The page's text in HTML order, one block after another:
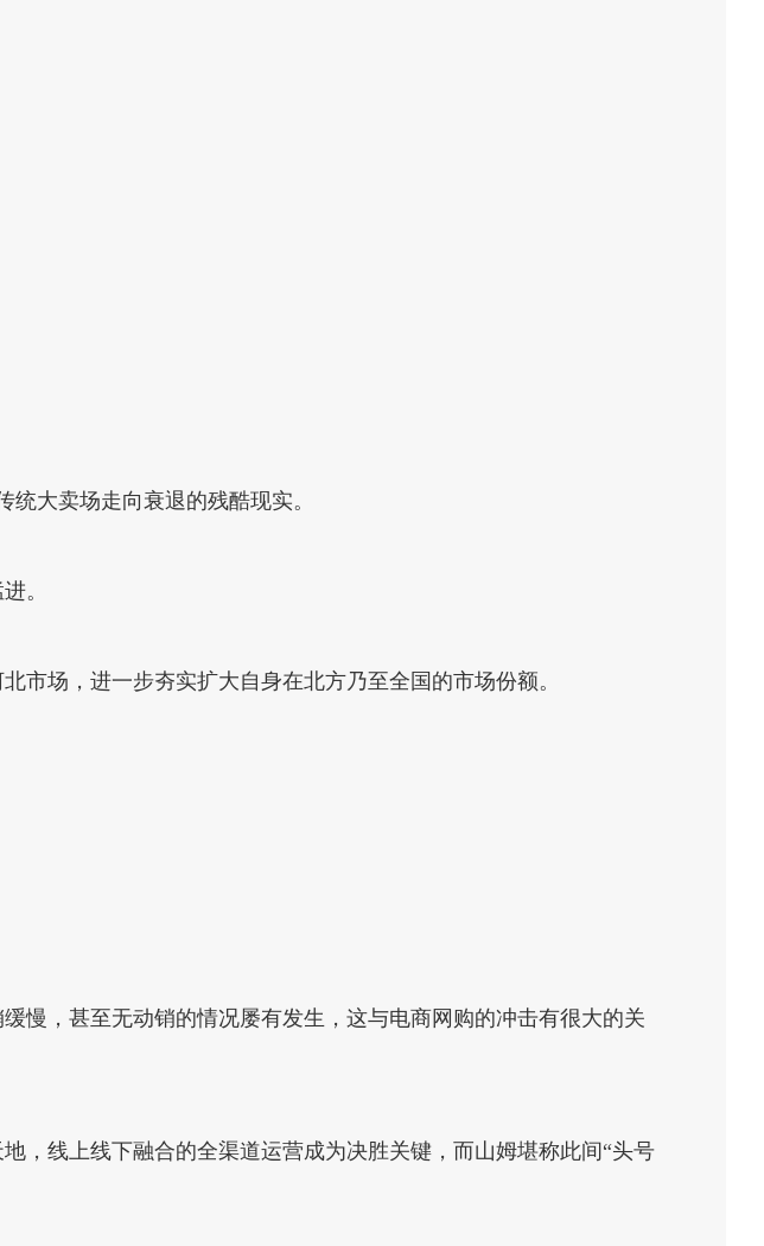
大卖场走向衰退的残酷现实。
。
市场，进一步夯实扩大自身在北方乃至全国的市场份额。
慢，甚至无动销的情况屡有发生，这与电商网购的冲击有很大的关
，线上线下融合的全渠道运营成为决胜关键，而山姆堪称此间“头号